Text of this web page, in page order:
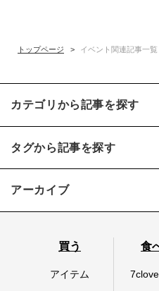
トップページ > イベント関連記事一覧
カテゴリから記事を探す
タグから記事を探す
アーカイブ
買う
アイテム
食